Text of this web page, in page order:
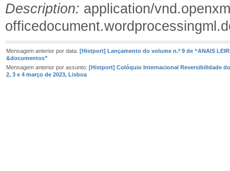
Description: application/
Mensagem anterior por data: [Histport] Lançamento do volume n.º 9 de “ANAIS
&documentos”
Mensagem anterior por assunto: [Histport] Colóquio Internacional Reversibilidade
2, 3 e 4 março de 2023, Lisboa